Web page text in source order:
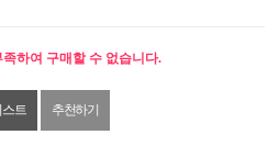
하여 구매할 수 없습니다.
스트 추천하기